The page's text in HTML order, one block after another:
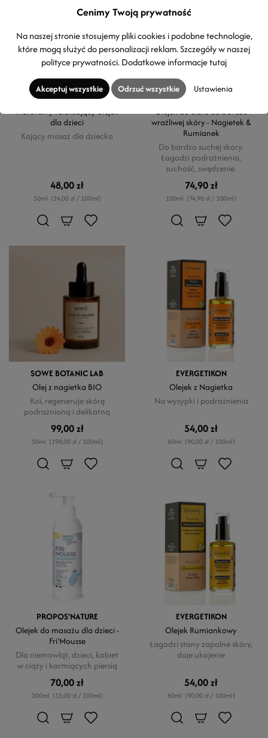
EVERGETIKON
Naturalny relaksujący olejek
dla dzieci
Kojący masaż dla dziecka
48,00 zł
50ml (24,00 zł / 100ml)
MYRRO SKINCARE
Olejek do ciała do bardzo
wrażliwej skóry - Nagietek &
Rumianek
Do bardzo suchej skory.
Łagodzi podrażnienia,
suchość, swędzenie.
74,90 zł
100ml (74,90 zł / 100ml)
SOWE BOTANIC LAB
Olej z nagietka BIO
Koi, regeneruje skórę
podrażnioną i delikatną
99,00 zł
50ml (198,00 zł / 100ml)
EVERGETIKON
Olejek z Nagietka
Na wysypki i podrażnienia
54,00 zł
60ml (90,00 zł / 100ml)
PROPOS'NATURE
Olejek do masażu dla dzieci -
Fri'Mousse
Dla niemowląt, dzieci, kobiet
w ciąży i karmiących piersią
70,00 zł
200ml (35,00 zł / 100ml)
EVERGETIKON
Olejek Rumiankowy
Łagodzi stany zapalne skóry,
daje ukojenie
54,00 zł
60ml (90,00 zł / 100ml)
Cenimy Twoją prywatność
Na naszej stronie stosujemy pliki cookies i podobne technologie,
które mogą służyć do personalizacji reklam. Szczegóły w naszej
polityce prywatności. Dodatkowe informacjetutaj
Akceptuj wszystkie Odrzuć wszystkie Ustawienia